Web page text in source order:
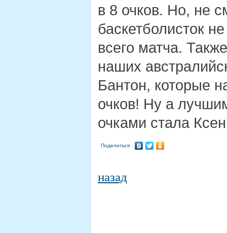
в 8 очков. Но, не
баскетболисток
всего матча.
наших
Бантон, которые
очков! Ну а
очками стала
Поделиться
назад